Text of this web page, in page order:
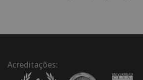
Acreditações: